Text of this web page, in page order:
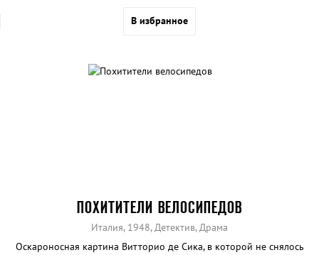
В избранное
ПОХИТИТЕЛИ ВЕЛОСИПЕДОВ
Италия, 1948, Детектив, Драма
Оскароносная картина Витторио де Сика, в которой не снялось